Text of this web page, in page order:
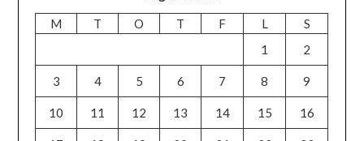
M T O T F L
S
1
2
3 4 5 6 7 8 9
10 11 12 13 14 15 16